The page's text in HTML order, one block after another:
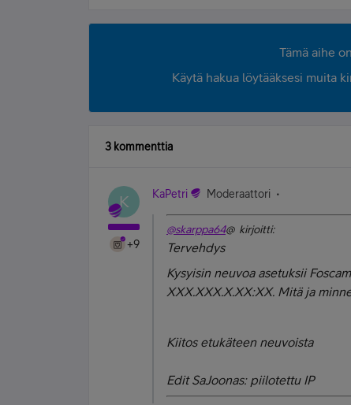
Tämä aihe
Käytä hakua löytääksesi muita
3 kommenttia
K
+9
KaPetri Moderaattori
@skarppa64@ kirjoitti:
Tervehdys
Kysyisin neuvoa asetuksii
XXX.XXX.X.XX:XX. Mitä ja
Kiitos etukäteen neuvoista
Edit SaJoonas: piilotettu IP